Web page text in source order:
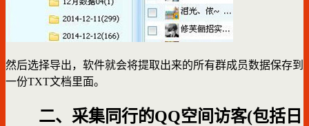
然后选择导出，软件就会将提取出来的所有群成员数据保存到
一份TXT文档里面。
二、采集同行的QQ空间访客(包括日